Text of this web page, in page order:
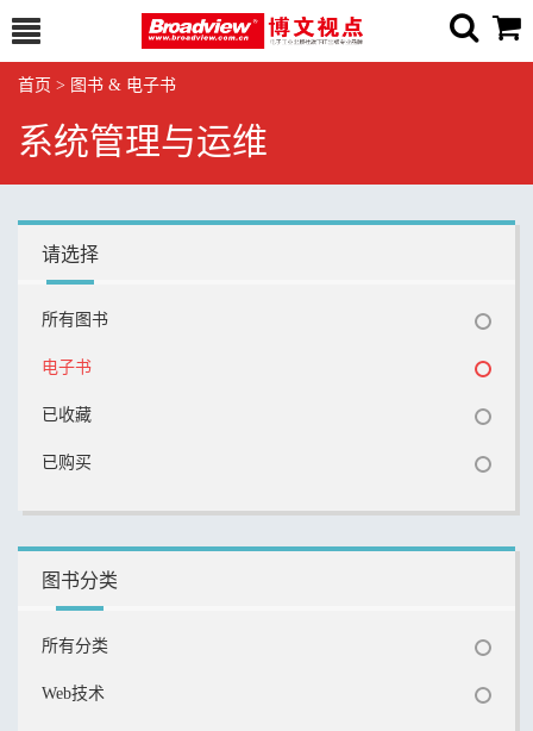
首页 > 图书 & 电子书
系统管理与运维
请选择
所有图书
电子书
已收藏
已购买
图书分类
所有分类
Web技术